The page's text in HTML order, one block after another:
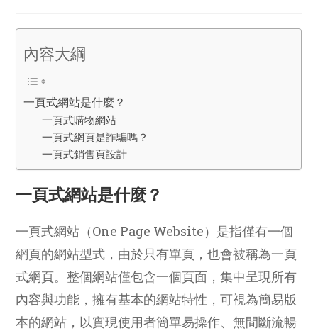
內容大綱
一頁式網站是什麼？
一頁式購物網站
一頁式網頁是詐騙嗎？
一頁式銷售頁設計
一頁式網站是什麼？
一頁式網站（One Page Website）是指僅有一個
網頁的網站型式，由於只有單頁，也會被稱為一頁
式網頁。整個網站僅包含一個頁面，集中呈現所有
內容與功能，擁有基本的網站特性，可視為簡易版
本的網站，以實現使用者簡單易操作、無間斷流暢